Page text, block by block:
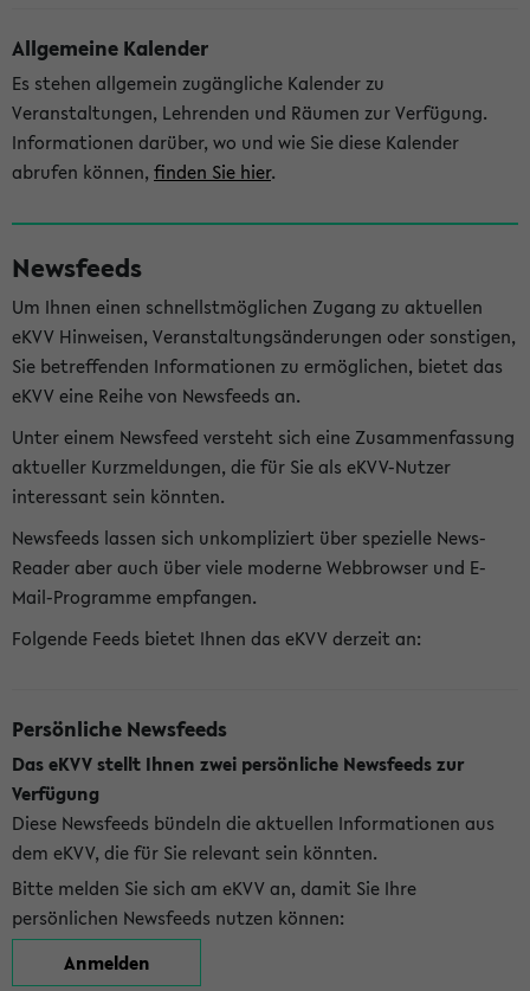
Allgemeine Kalender
Es stehen allgemein zugängliche Kalender zu
Veranstaltungen, Lehrenden und Räumen zur Verfügung.
Informationen darüber, wo und wie Sie diese Kalender
abrufen können, finden Sie hier.
Newsfeeds
Um Ihnen einen schnellstmöglichen Zugang zu aktuellen
eKVV Hinweisen, Veranstaltungsänderungen oder sonstigen,
Sie betreffenden Informationen zu ermöglichen, bietet das
eKVV eine Reihe von Newsfeeds an.
Unter einem Newsfeed versteht sich eine Zusammenfassung
aktueller Kurzmeldungen, die für Sie als eKVV-Nutzer
interessant sein könnten.
Newsfeeds lassen sich unkompliziert über spezielle News-
Reader aber auch über viele moderne Webbrowser und E-
Mail-Programme empfangen.
Folgende Feeds bietet Ihnen das eKVV derzeit an:
Persönliche Newsfeeds
Das eKVV stellt Ihnen zwei persönliche Newsfeeds zur
Verfügung
Diese Newsfeeds bündeln die aktuellen Informationen aus
dem eKVV, die für Sie relevant sein könnten.
Bitte melden Sie sich am eKVV an, damit Sie Ihre
persönlichen Newsfeeds nutzen können:
Anmelden